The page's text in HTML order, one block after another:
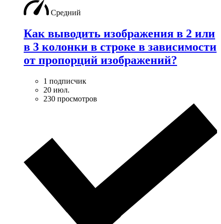
Средний
Как выводить изображения в 2 или
в 3 колонки в строке в зависимости
от пропорций изображений?
1 подписчик
20 июл.
230 просмотров